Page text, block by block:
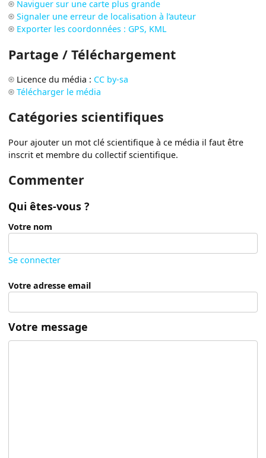
Naviguer sur une carte plus grande
Signaler une erreur de localisation à l’auteur
Exporter les coordonnées : GPS, KML
Partage / Téléchargement
Licence du média : CC by-sa
Télécharger le média
Catégories scientifiques
Pour ajouter un mot clé scientifique à ce média il faut être
inscrit et membre du collectif scientifique.
Commenter
Qui êtes-vous ?
Votre nom
Se connecter
Votre adresse email
Votre message